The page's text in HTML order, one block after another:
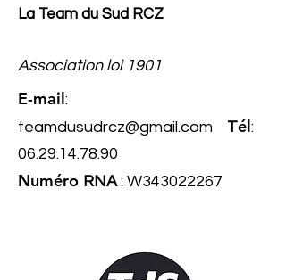
La Team du Sud RCZ
Association loi 1901
E-mail:
teamdusudrcz@gmail.com
Tél:
06.29.14.78.90
Numéro RNA: W343022267